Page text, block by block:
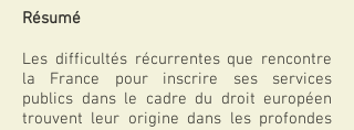
Résumé
Les difficultés récurrentes que rencontre
la France pour inscrire ses services
publics dans le cadre du droit européen
trouvent leur origine dans les profondes